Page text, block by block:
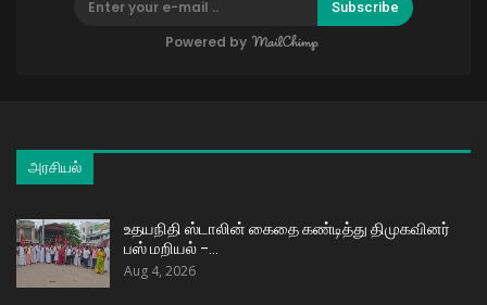
Subscribe
Powered by
அரசியல்
உதயநிதி ஸ்டாலின் கைதை கண்டித்து திமுகவினர்
பஸ் மறியல் –…
Aug 4, 2026